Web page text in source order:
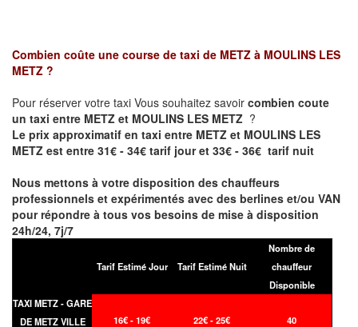
Combien coûte une course de taxi de METZ à MOULINS LES
METZ ?
Pour réserver votre taxi Vous souhaitez savoir combien coute
un taxi entre METZ et MOULINS LES METZ ?
Le prix approximatif en taxi entre METZ et MOULINS LES
METZ est entre 31€ - 34€ tarif jour et 33€ - 36€ tarif nuit
Nous mettons à votre disposition des chauffeurs
professionnels et expérimentés avec des berlines et/ou VAN
pour répondre à tous vos besoins de mise à disposition
24h/24, 7j/7
Tarif Estimé Jour Tarif Estimé Nuit
Nombre de
chauffeur
Disponible
TAXI METZ - GARE
DE METZ VILLE
16€ - 19€ 22€ - 25€ 40